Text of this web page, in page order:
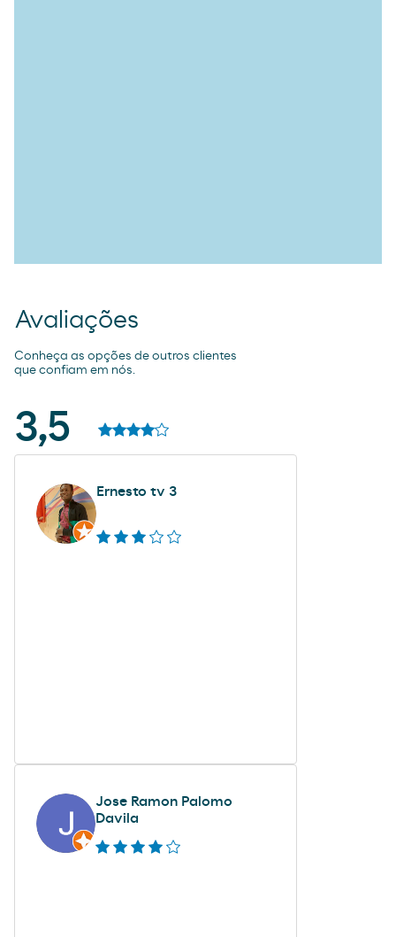
Avaliações
Conheça as opções de outros clientes
que confiam em nós.
3,5
Ernesto tv 3
Jose Ramon Palomo
Davila